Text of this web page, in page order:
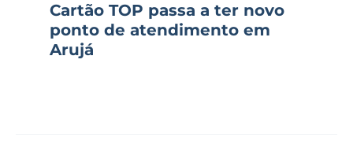
Cartão TOP passa a ter novo
ponto de atendimento em
Arujá